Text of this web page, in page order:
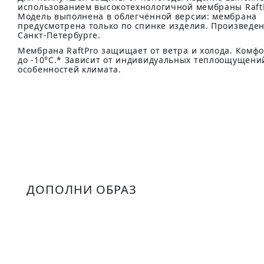
использованием высокотехнологичной мембраны
Модель выполнена в облегчённой версии: мембрана
предусмотрена только по спинке изделия.
Санкт-Петербурге.
Мембрана RaftPro защищает от ветра и холода.
до -10°C.* Зависит от индивидуальных
особенностей климата.
ДОПОЛНИ ОБРАЗ